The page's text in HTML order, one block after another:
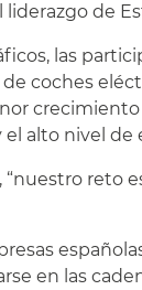
de
las
coches
el alto nivel
reto
en las